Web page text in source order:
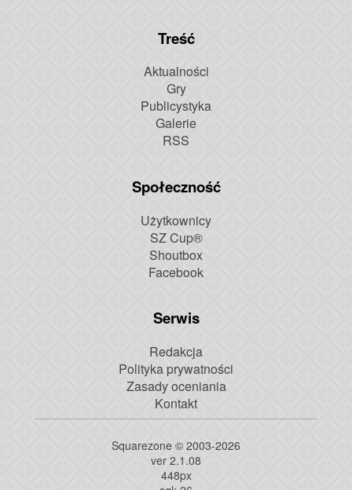
Treść
Aktualności
Gry
Publicystyka
Galerie
RSS
Społeczność
Użytkownicy
SZ Cup®
Shoutbox
Facebook
Serwis
Redakcja
Polityka prywatności
Zasady oceniania
Kontakt
Squarezone © 2003-2026
ver 2.1.08
448px